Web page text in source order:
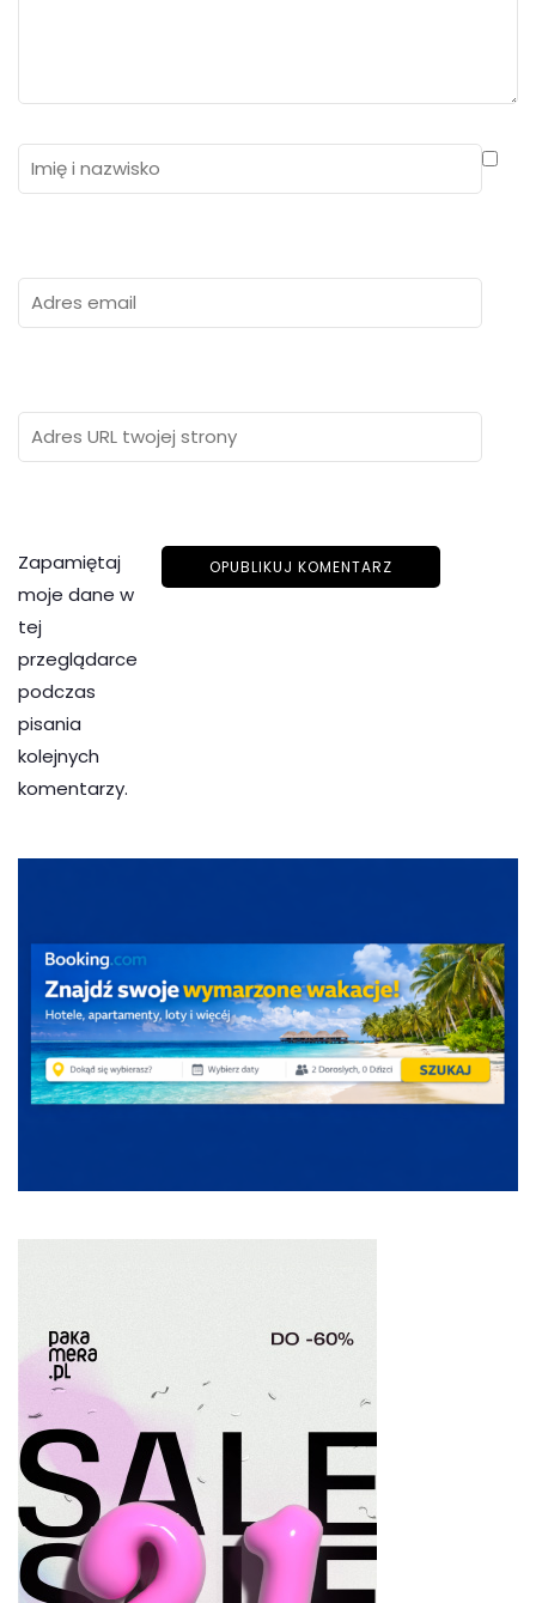
Zapamiętaj
moje dane w
tej
przeglądarce
podczas
pisania
kolejnych
komentarzy.